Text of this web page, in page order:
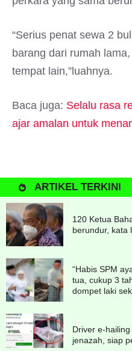
“Serius penat sewa 2
barang dari rumah
tempat lain,”luahnya.
Baca juga: Selalu rasa
ajar amalan untuk
ARTIKEL TERKINI
120 Ketua
berundur, kata
“Habis SPM
tua, cukup 3
dompet laki
Driver e-
jenazah, siap